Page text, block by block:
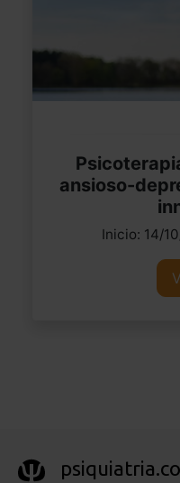
ansioso-
Inicio: 14/